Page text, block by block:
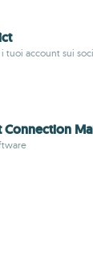
tuoi account sui
Connection